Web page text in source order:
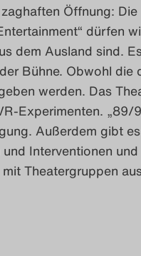
Öffnung: Die
dürfen
dem Ausland sind.
Bühne. Obwohl die
werden. Das
Experimenten. „89/
Außerdem gibt
Interventionen und
Theatergruppen